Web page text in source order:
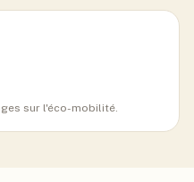
sur l'éco-mobilité.